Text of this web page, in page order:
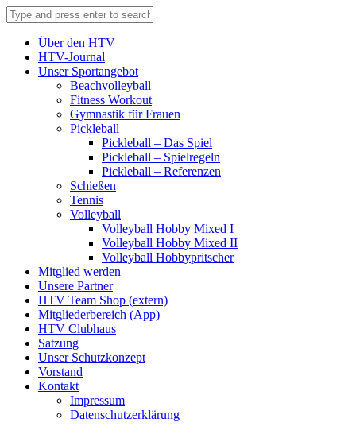
Über den HTV
HTV-Journal
Unser Sportangebot
Beachvolleyball
Fitness Workout
Gymnastik für Frauen
Pickleball
Pickleball – Das Spiel
Pickleball – Spielregeln
Pickleball – Referenzen
Schießen
Tennis
Volleyball
Volleyball Hobby Mixed I
Volleyball Hobby Mixed II
Volleyball Hobbypritscher
Mitglied werden
Unsere Partner
HTV Team Shop (extern)
Mitgliederbereich (App)
HTV Clubhaus
Satzung
Unser Schutzkonzept
Vorstand
Kontakt
Impressum
Datenschutzerklärung